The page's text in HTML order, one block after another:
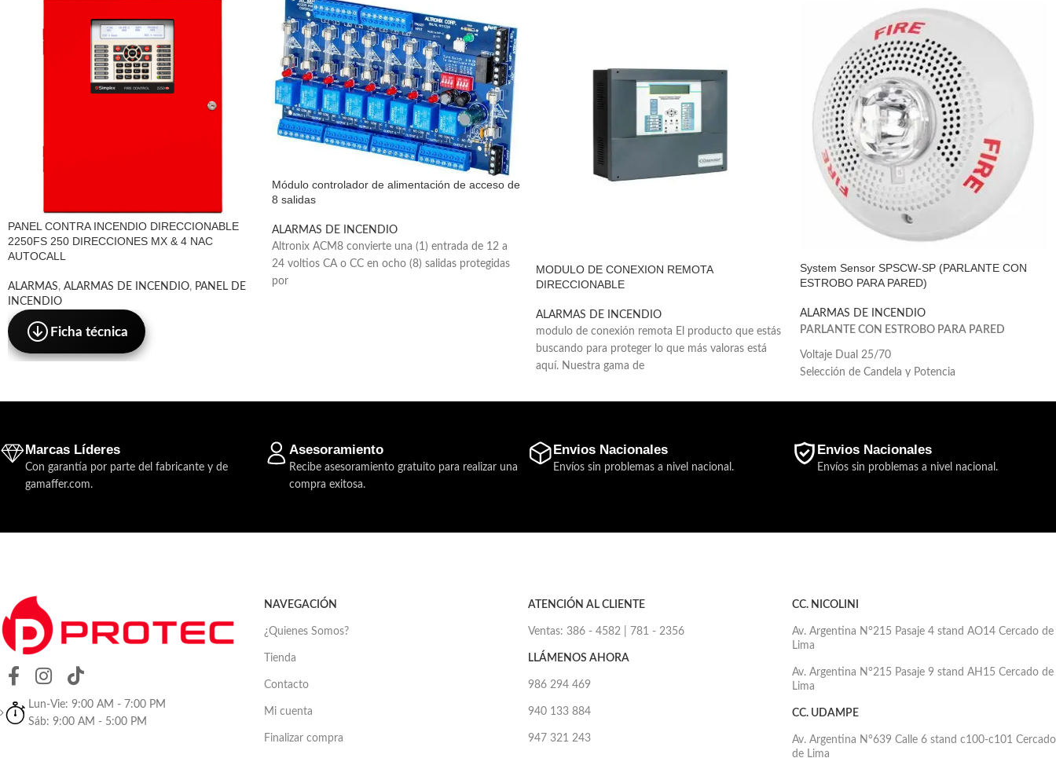
PANEL CONTRA INCENDIO DIRECCIONABLE
2250FS 250 DIRECCIONES MX & 4 NAC
AUTOCALL
ALARMAS, ALARMAS DE INCENDIO, PANEL DE
INCENDIO
Ficha técnica
Módulo controlador de alimentación de acceso de
8 salidas
ALARMAS DE INCENDIO
Altronix ACM8 convierte una (1) entrada de 12 a
24 voltios CA o CC en ocho (8) salidas protegidas
por
MODULO DE CONEXION REMOTA
DIRECCIONABLE
ALARMAS DE INCENDIO
modulo de conexión remota El producto que estás
buscando para proteger lo que más valoras está
aquí. Nuestra gama de
System Sensor SPSCW-SP (PARLANTE CON
ESTROBO PARA PARED)
ALARMAS DE INCENDIO
PARLANTE CON ESTROBO PARA PARED
Voltaje Dual 25/70
Selección de Candela y Potencia
Marcas Líderes
Con garantía por parte del fabricante y de
gamaffer.com.
Asesoramiento
Recibe asesoramiento gratuito para realizar una
compra exitosa.
Envios Nacionales
Envíos sin problemas a nivel nacional.
Envios Nacionales
Envíos sin problemas a nivel nacional.
Lun-Vie: 9:00 AM - 7:00 PM
Sáb: 9:00 AM - 5:00 PM
NAVEGACIÓN
¿Quienes Somos?
Tienda
Contacto
Mi cuenta
Finalizar compra
ATENCIÓN AL CLIENTE
Ventas: 386 - 4582 | 781 - 2356
LLÁMENOS AHORA
986 294 469
940 133 884
947 321 243
CC. NICOLINI
Av. Argentina N°215 Pasaje 4 stand AO14 Cercado de
Lima
Av. Argentina N°215 Pasaje 9 stand AH15 Cercado de
Lima
CC. UDAMPE
Av. Argentina N°639 Calle 6 stand c100-c101 Cercado
de Lima